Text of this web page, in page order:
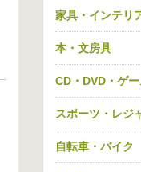
家具・インテリ
本・文房具
CD・DVD・ゲー
スポーツ・レジ
自転車・バイク